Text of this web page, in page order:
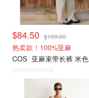
$84.50 $169.00
热卖款！100%亚麻
COS 亚麻束带长裤 米色
@dealmoon.ca